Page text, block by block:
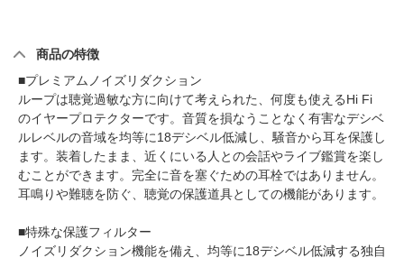
商品の特徴
■プレミアムノイズリダクション
ループは聴覚過敏な方に向けて考えられた、何度も使えるHi Fi
のイヤープロテクターです。音質を損なうことなく有害なデシベ
ルレベルの音域を均等に18デシベル低減し、騒音から耳を保護し
ます。装着したまま、近くにいる人との会話やライブ鑑賞を楽し
むことができます。完全に音を塞ぐための耳栓ではありません。
耳鳴りや難聴を防ぐ、聴覚の保護道具としての機能があります。
■特殊な保護フィルター
ノイズリダクション機能を備え、均等に18デシベル低減する独自